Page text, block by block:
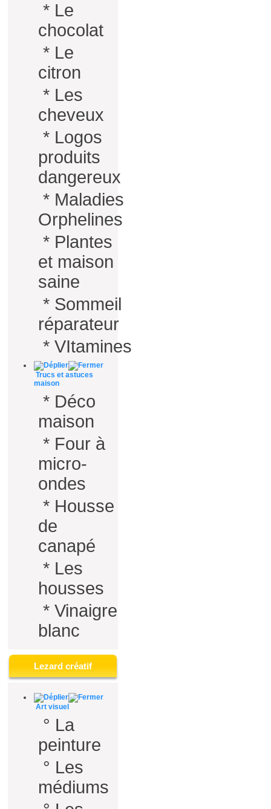
* Le
chocolat
* Le
citron
* Les
cheveux
* Logos
produits
dangereux
* Maladies
Orphelines
* Plantes
et maison
saine
* Sommeil
réparateur
* VItamines
Trucs et astuces
maison
* Déco
maison
* Four à
micro-
ondes
* Housse
de
canapé
* Les
housses
* Vinaigre
blanc
Lezard créatif
Art visuel
° La
peinture
° Les
médiums